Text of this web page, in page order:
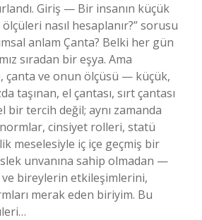
Giriş — Bir insanın küçük
nasıl hesaplanır?” sorusu
anlam Çanta? Belki her gün
sıradan bir eşya. Ama
çanta ve onun ölçüsü — küçük,
taşınan, el çantası, sırt çantası
bir tercih değil; aynı zamanda
cinsiyet rolleri, statü
meselesiyle iç içe geçmiş bir
unvanına sahip olmadan —
bireylerin etkileşimlerini,
merak eden biriyim. Bu